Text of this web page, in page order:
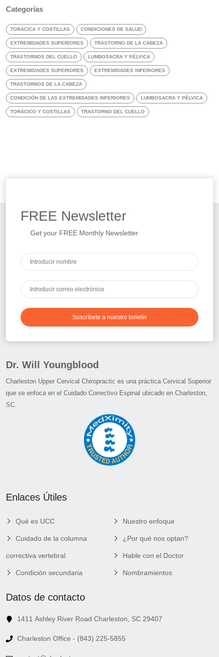
Categorías
TORÁCICA Y COSTILLAS CONDICIONES DE SALUD
EXTREMIDADES SUPERIORES TRASTORNO DE LA CABEZA
TRASTORNOS DEL CUELLO LUMBOSACRA Y PÉLVICA
EXTREMIDADES SUPERIORES EXTREMIDADES INFERIORES
TRASTORNOS DE LA CABEZA
CONDICIÓN DE LAS EXTREMIDADES INFERIORES LUMBOSACRA Y PÉLVICA
TORÁCICO Y COSTILLAS TRASTORNO DEL CUELLO
FREE Newsletter
Get your FREE Monthly Newsletter
Suscríbete a nuestro boletín
Dr. Will Youngblood
Charleston Upper Cervical Chiropractic es una práctica Cervical Superior
que se enfoca en el Cuidado Correctivo Espinal ubicado en Charleston,
SC.
Enlaces Útiles
Qué es UCC
Cuidado de la columna
correctiva vertebral
Condición secundaria
Nuestro enfoque
¿Por qué nos optan?
Hable con el Doctor
Nombramientos
Datos de contacto
1411 Ashley River Road Charleston, SC 29407
Charleston Office - (843) 225-5855